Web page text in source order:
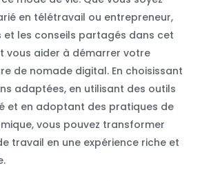
en télétravail ou entrepreneur,
et les conseils partagés dans cet
vous aider à démarrer votre
de nomade digital. En choisissant
adaptées, en utilisant des outils
et en adoptant des pratiques de
vous pouvez transformer
travail en une expérience riche et